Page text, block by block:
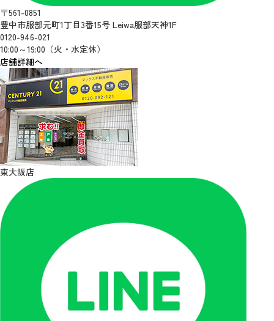
〒561-0851
豊中市服部元町1丁目3番15号 Leiwa服部天神1F
0120-946-021
10:00～19:00（火・水定休）
店舗詳細へ
東大阪店